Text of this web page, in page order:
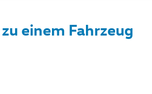
einem Fahrzeug